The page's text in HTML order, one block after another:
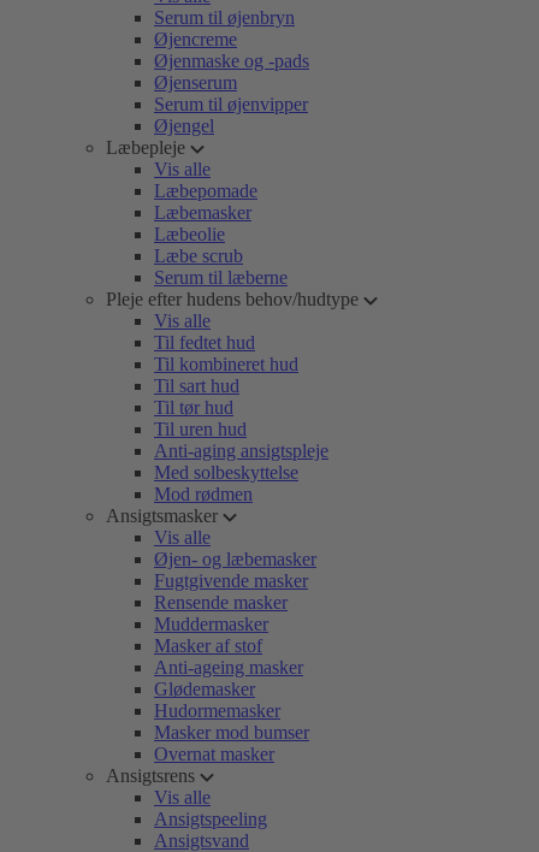
Serum til øjenbryn
Øjencreme
Øjenmaske og -pads
Øjenserum
Serum til øjenvipper
Øjengel
Læbepleje
Vis alle
Læbepomade
Læbemasker
Læbeolie
Læbe scrub
Serum til læberne
Pleje efter hudens behov/hudtype
Vis alle
Til fedtet hud
Til kombineret hud
Til sart hud
Til tør hud
Til uren hud
Anti-aging ansigtspleje
Med solbeskyttelse
Mod rødmen
Ansigtsmasker
Vis alle
Øjen- og læbemasker
Fugtgivende masker
Rensende masker
Muddermasker
Masker af stof
Anti-ageing masker
Glødemasker
Hudormemasker
Masker mod bumser
Overnat masker
Ansigtsrens
Vis alle
Ansigtspeeling
Ansigtsvand